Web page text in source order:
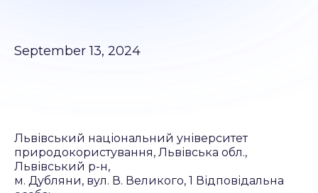
September 13, 2024
Львівський національний університет
природокористування, Львівська обл.,
Львівський р-н,
м. Дубляни, вул. В. Великого, 1 Відповідальна